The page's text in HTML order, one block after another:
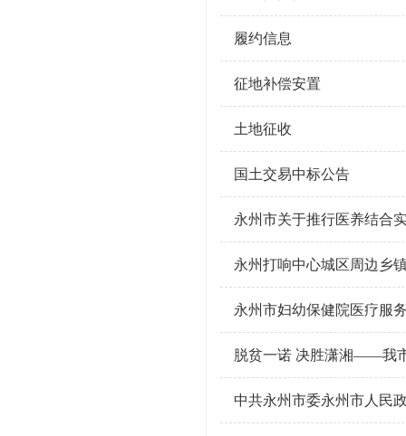
履约信息
征地补偿安置
土地征收
国土交易中标公告
永州市关于推行医养结合
永州打响中心城区周边乡
永州市妇幼保健院医疗服
脱贫一诺 决胜潇湘——我
中共永州市委永州市人民